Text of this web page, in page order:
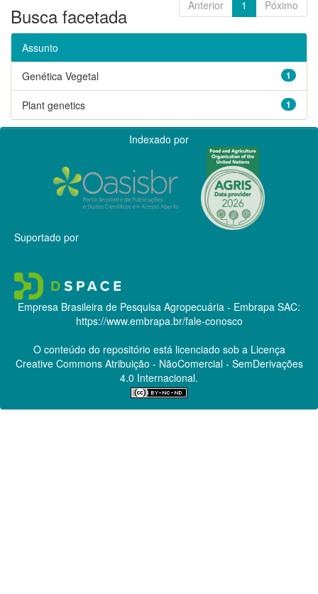
Anterior 1 Póximo
Busca facetada
Assunto
1
Genética Vegetal
1
Plant genetics
Indexado por
Suportado por
Empresa Brasileira de Pesquisa Agropecuária - Embrapa SAC:
https://www.embrapa.br/fale-conosco
O conteúdo do repositório está licenciado sob a Licença
Creative CommonsAtribuição - NãoComercial - SemDerivações
4.0 Internacional.